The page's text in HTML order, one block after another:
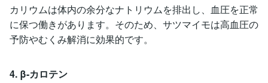
カリウムは体内の余分なナトリウムを排出し、血圧を正常
に保つ働きがあります。そのため、サツマイモは高血圧の
予防やむくみ解消に効果的です。
4. β-カロテン